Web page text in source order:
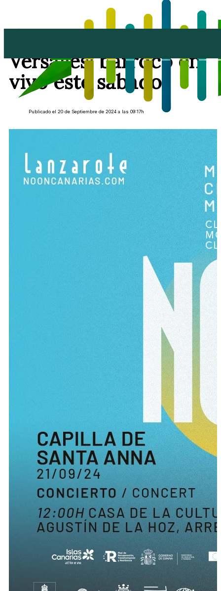
Versalles: barroco en
vivo este sábado
Publicado el 20 de Septiembre de 2024 a las 09:17h